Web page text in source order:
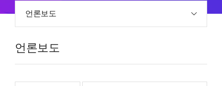
언론보도
언론보도